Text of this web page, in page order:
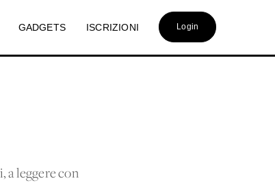
GADGETS ISCRIZIONI Login
a leggere con